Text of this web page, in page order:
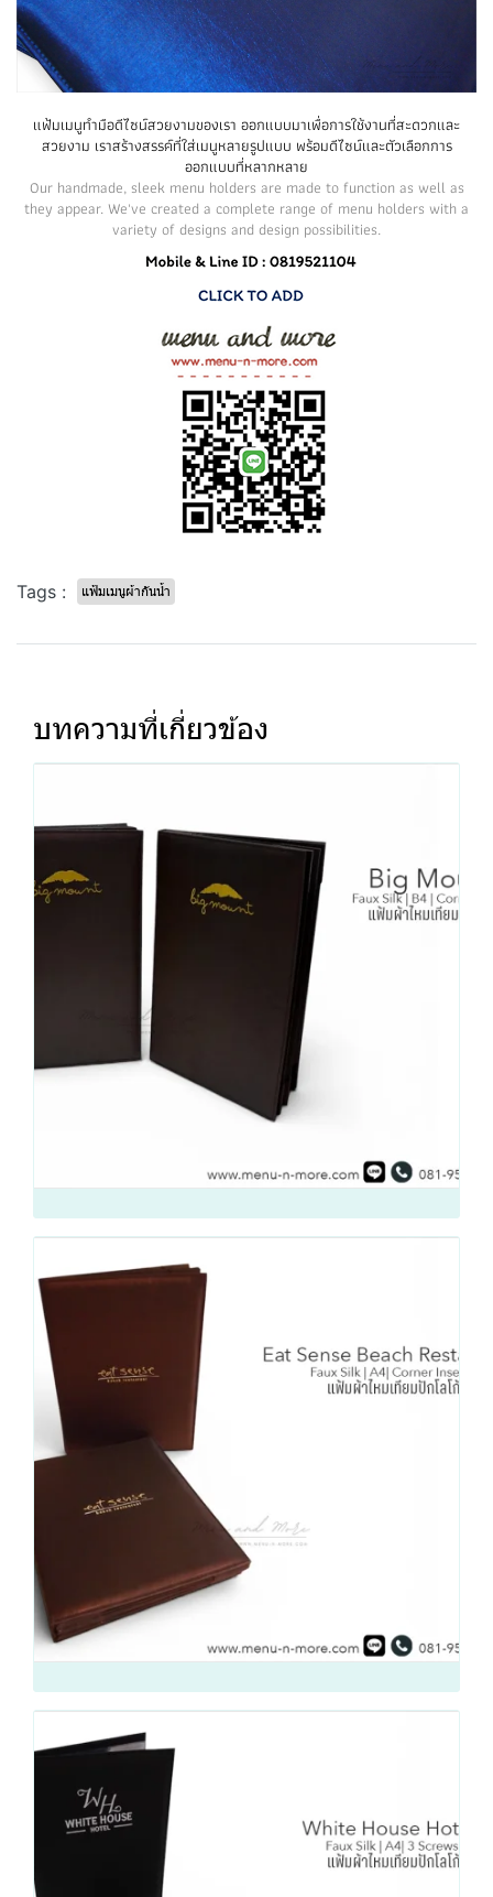
แฟ้มเมนูทำมือดีไซน์สวยงามของเรา ออกแบบมาเพื่อการใช้งานที่สะดวกและ
สวยงาม เราสร้างสรรค์ที่ใส่เมนูหลายรูปแบบ พร้อมดีไซน์และตัวเลือกการ
ออกแบบที่หลากหลาย
Our handmade, sleek menu holders are made to function as well as
they appear. We've created a complete range of menu holders with a
variety of designs and design possibilities.
Tags : แฟ้มเมนูผ้ากันน้ำ
บทความที่เกี่ยวข้อง